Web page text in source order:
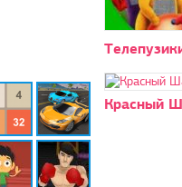
Красный